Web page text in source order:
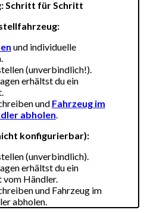
Schritt für Schritt
und individuelle
(unverbindlich!).
erhältst du ein
und Fahrzeug im
abholen.
konfigurierbar):
(unverbindlich).
erhältst du ein
Händler.
und Fahrzeug im
abholen.